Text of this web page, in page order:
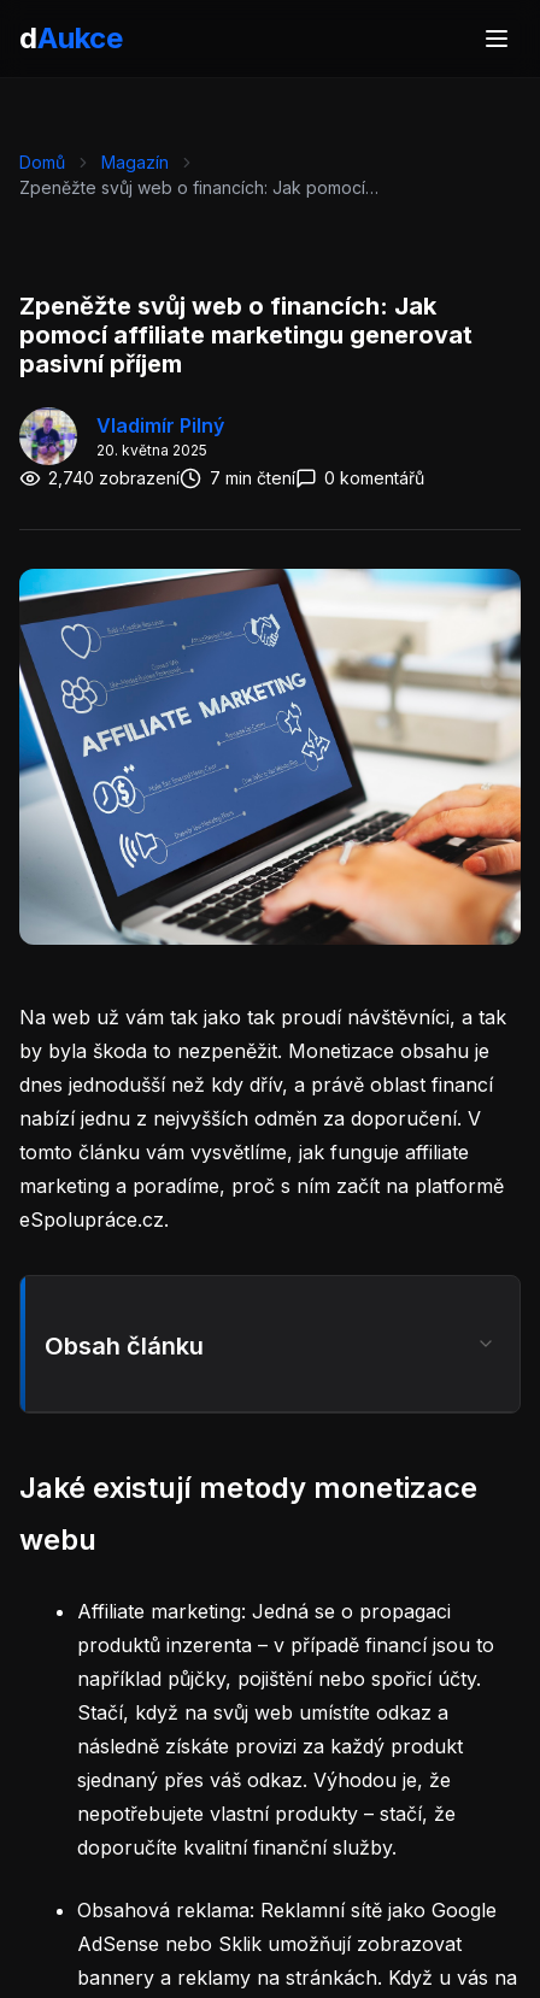
dAukce
Domů
Magazín
Zpeněžte svůj web o financích: Jak pomocí affiliate marketingu generovat pasivní příjem
Zpeněžte svůj web o financích: Jak
pomocí affiliate marketingu generovat
pasivní příjem
Vladimír Pilný
20. května 2025
2,740 zobrazení 7 min čtení 0 komentářů
Na web už vám tak jako tak proudí návštěvníci, a tak
by byla škoda to nezpeněžit. Monetizace obsahu je
dnes jednodušší než kdy dřív, a právě oblast financí
nabízí jednu z nejvyšších odměn za doporučení. V
tomto článku vám vysvětlíme, jak funguje affiliate
marketing a poradíme, proč s ním začít na platformě
eSpolupráce.cz.
Obsah článku
Jaké existují metody monetizace
webu
Affiliate marketing: Jedná se o propagaci
produktů inzerenta – v případě financí jsou to
například půjčky, pojištění nebo spořicí účty.
Stačí, když na svůj web umístíte odkaz a
následně získáte provizi za každý produkt
sjednaný přes váš odkaz. Výhodou je, že
nepotřebujete vlastní produkty – stačí, že
doporučíte kvalitní finanční služby.
Obsahová reklama: Reklamní sítě jako Google
AdSense nebo Sklik umožňují zobrazovat
bannery a reklamy na stránkách. Když u vás na